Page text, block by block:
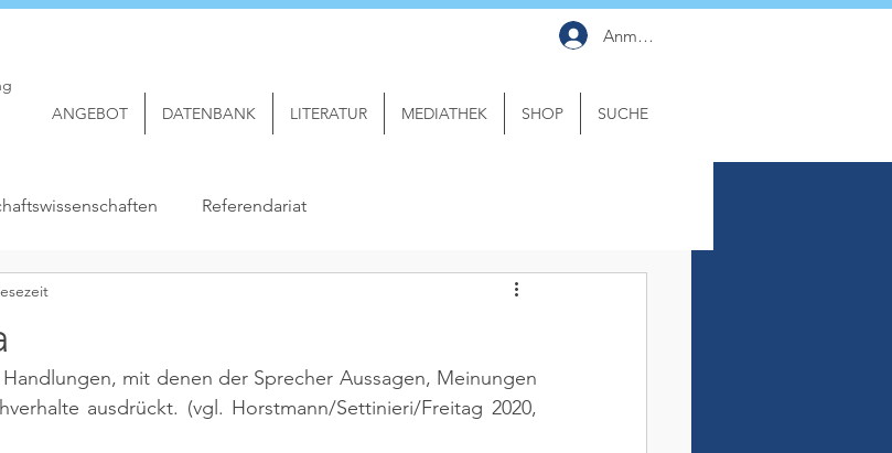
Anmelden
ANGEBOT DATENBANK LITERATUR MEDIATHEK SHOP SUCHE
Referendariat
mit denen der Sprecher Aussagen, Meinungen
ausdrückt. (vgl. Horstmann/Settinieri/Freitag 2020,